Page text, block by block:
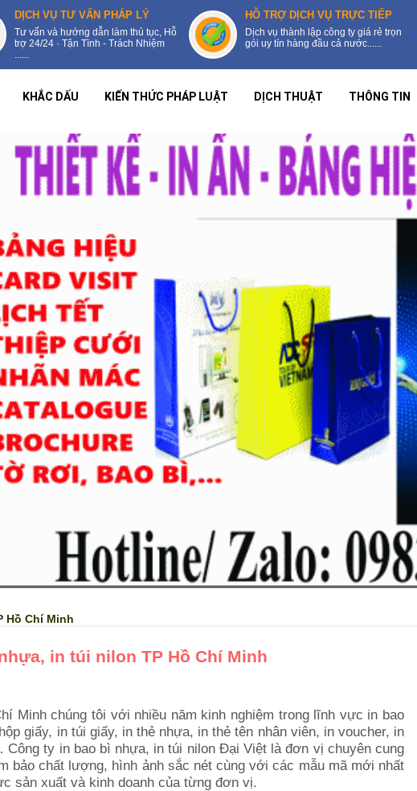
DỊCH VỤ TƯ VẤN PHÁP LÝ
Tư vấn và hướng dẫn làm thủ tục, Hỗ
trợ 24/24 · Tận Tình - Trách Nhiệm
......
HỖ TRỢ DỊCH VỤ TRỰC TIẾP
Dịch vụ thành lập công ty giá rẻ trọn
gói uy tín hàng đầu cả nước......
KHẮC DẤU KIẾN THỨC PHÁP LUẬT DỊCH THUẬT THÔNG TIN
Hồ Chí Minh
in túi nilon TP Hồ Chí Minh
Minh chúng tôi với nhiều năm kinh nghiệm trong lĩnh vực in bao
giấy, in túi giấy, in thẻ nhựa, in thẻ tên nhân viên, in voucher, in
ty in bao bì nhựa, in túi nilon Đại Việt là đơn vị chuyên cung
bảo chất lượng, hình ảnh sắc nét cùng với các mẫu mã mới nhất
sản xuất và kinh doanh của từng đơn vị.